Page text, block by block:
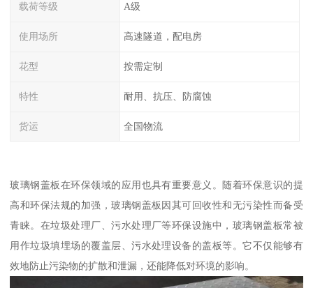
载荷等级 A级
使用场所 高速隧道，配电房
花型 按需定制
特性 耐用、抗压、防腐蚀
货运 全国物流
玻璃钢盖板在环保领域的应用也具有重要意义。随着环保意识的提
高和环保法规的加强，玻璃钢盖板因其可回收性和无污染性而备受
青睐。在垃圾处理厂、污水处理厂等环保设施中，玻璃钢盖板常被
用作垃圾填埋场的覆盖层、污水处理设备的盖板等。它不仅能够有
效地防止污染物的扩散和泄漏，还能降低对环境的影响。